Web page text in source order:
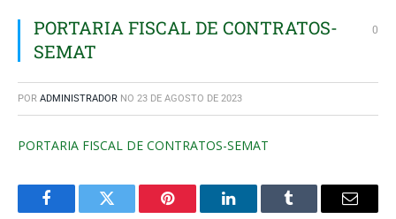
PORTARIA FISCAL DE CONTRATOS-
SEMAT
0
POR ADMINISTRADOR NO 23 DE AGOSTO DE 2023
PORTARIA FISCAL DE CONTRATOS-SEMAT
FacebookTwitter Pinterest O
Tumblr
E-